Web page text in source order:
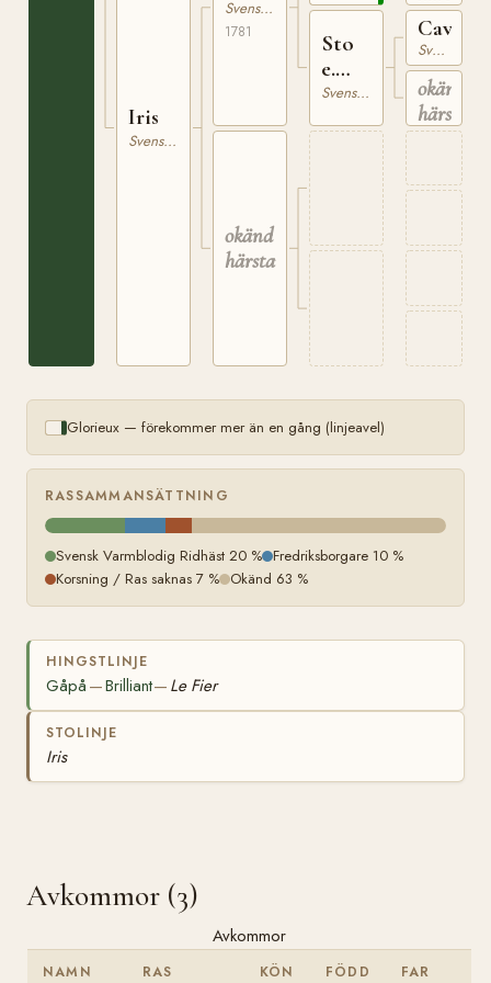
Iris
Svensk Varmblodig Ridhäst
Svensk Varmblodig Ridhäst
1781
okänd
härstamning
Sto
e.
Cavalier
Svensk Varmblodig Ridhäst
Svensk Varmblodig Ridhäst
okänd
Glorieux — förekommer mer än en gång (linjeavel)
RASSAMMANSÄTTNING
Svensk Varmblodig Ridhäst 20 % Fredriksborgare 10 %
Korsning / Ras saknas 7 % Okänd 63 %
HINGSTLINJE
Gåpå —Brilliant— Le Fier
STOLINJE
Iris
Avkommor (3)
Avkommor
NAMN RAS KÖN FÖDD FAR